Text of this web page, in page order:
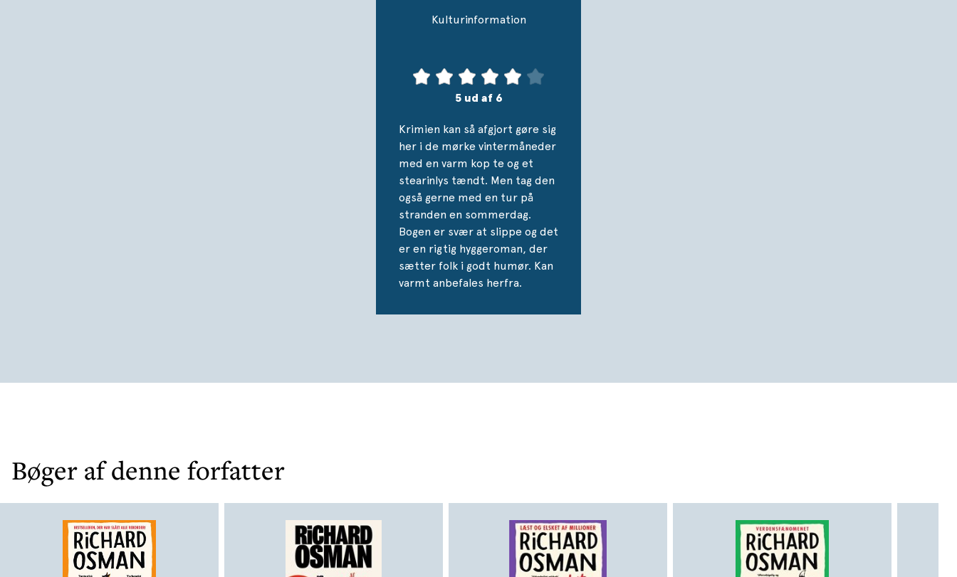
”En guddommeligt vittigt underspillet stil.”
–Jyllands-Posten
”Vittig, rørende og skøn puslespilskrimi.”
– Vild med krimi
”Lige til at lægge på natbordet”
**** – Politiken
”Man klukler konstant”
**** –Jyllands-Posten
”Morsom og underholdende”
**** –Bogrummet
–Daily Mirror
Kulturinformation
5 ud af 6
Krimien kan så afgjort gøre sig
her i de mørke vintermåneder
med en varm kop te og et
stearinlys tændt. Men tag den
også gerne med en tur på
stranden en sommerdag.
Bogen er svær at slippe og det
er en rigtig hyggeroman, der
sætter folk i godt humør. Kan
varmt anbefales herfra.
Bøger af denne forfatter